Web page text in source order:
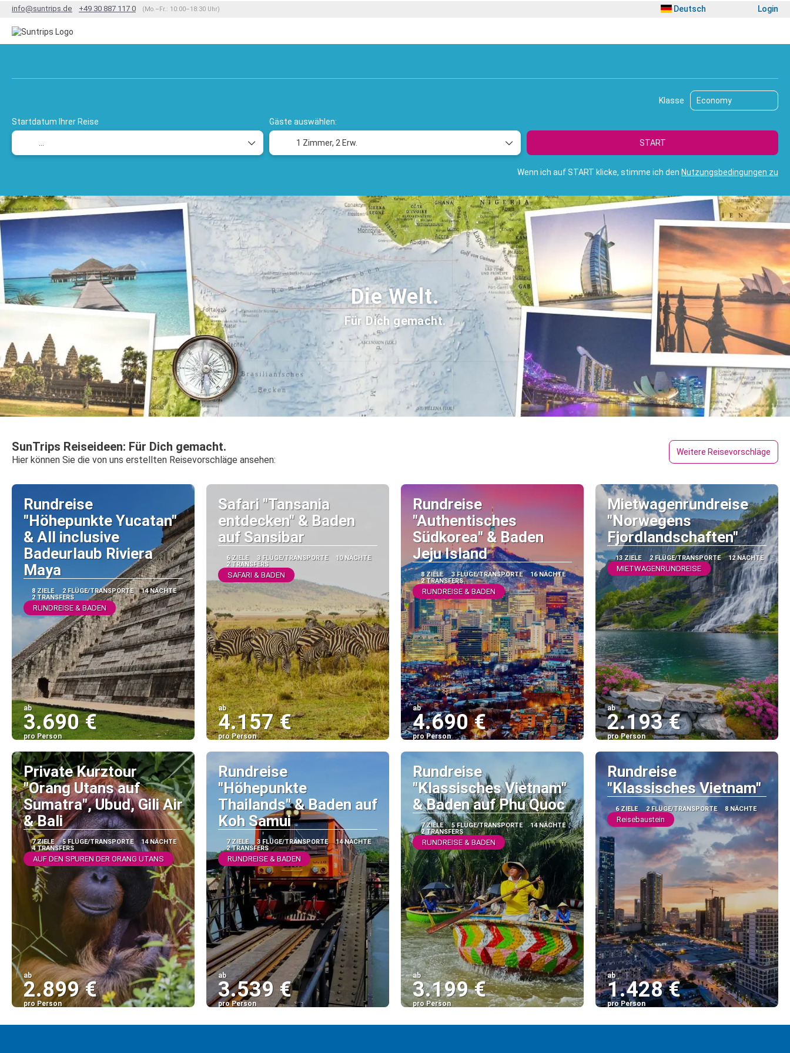
info@suntrips.de +49 30 887 117 0 (Mo.–Fr.: 10:00–18:30 Uhr) Deutsch Login
Die Welt.
Für Dich gemacht.
Klasse
Startdatum Ihrer Reise Gäste auswählen:
1 Zimmer, 2 Erw. START
Wenn ich auf START klicke, stimme ich den Nutzungsbedingungen zu
SunTrips Reiseideen: Für Dich gemacht.
Hier können Sie die von uns erstellten Reisevorschläge ansehen:
Weitere Reisevorschläge
Rundreise
"Höhepunkte Yucatan"
& All inclusive
Badeurlaub Riviera
Maya
8 ZIELE 2 FLÜGE/TRANSPORTE
14 NÄCHTE
2 TRANSFERS
RUNDREISE & BADEN
ab
3.690 €
pro Person
Sehen
Safari "Tansania
entdecken" & Baden
auf Sansibar
6 ZIELE 3 FLÜGE/TRANSPORTE
10 NÄCHTE
2 TRANSFERS
SAFARI & BADEN
ab
4.157 €
pro Person
Sehen
Rundreise
"Authentisches
Südkorea" & Baden
Jeju Island
8 ZIELE 3 FLÜGE/TRANSPORTE
16 NÄCHTE
2 TRANSFERS
RUNDREISE & BADEN
ab
4.690 €
pro Person
Sehen
Mietwagenrundreise
"Norwegens
Fjordlandschaften"
13 ZIELE 2 FLÜGE/TRANSPORTE 12 NÄCHTE
MIETWAGENRUNDREISE
ab
2.193 €
pro Person
Sehen
Private Kurztour
"Orang Utans auf
Sumatra", Ubud, Gili Air
& Bali
7 ZIELE 5 FLÜGE/TRANSPORTE
14 NÄCHTE
4 TRANSFERS
AUF DEN SPUREN DER ORANG UTANS
ab
2.899 €
pro Person
Rundreise
"Höhepunkte
Thailands" & Baden auf
Koh Samui
7 ZIELE 3 FLÜGE/TRANSPORTE
14 NÄCHTE
2 TRANSFERS
RUNDREISE & BADEN
ab
3.539 €
pro Person
Rundreise
"Klassisches Vietnam"
& Baden auf Phu Quoc
7 ZIELE 5 FLÜGE/TRANSPORTE
14 NÄCHTE
2 TRANSFERS
RUNDREISE & BADEN
ab
3.199 €
pro Person
Rundreise
"Klassisches Vietnam"
6 ZIELE 2 FLÜGE/TRANSPORTE 8 NÄCHTE
Reisebaustein
ab
1.428 €
pro Person